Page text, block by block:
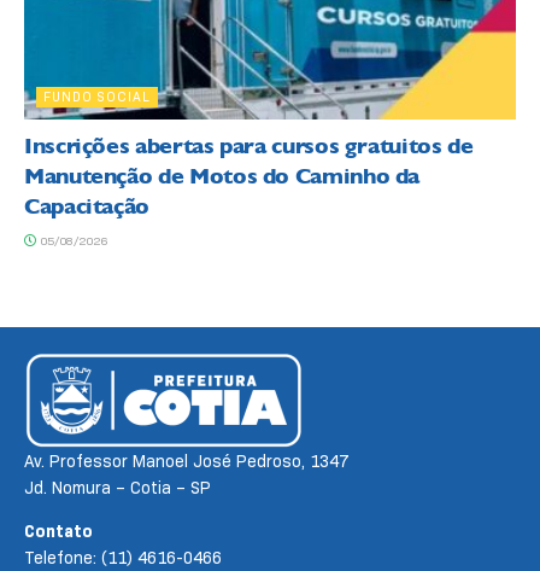
FUNDO SOCIAL
Inscrições abertas para cursos gratuitos de
Manutenção de Motos do Caminho da
Capacitação
05/08/2026
Av. Professor Manoel José Pedroso, 1347
Jd. Nomura – Cotia – SP
Contato
Telefone: (11) 4616-0466